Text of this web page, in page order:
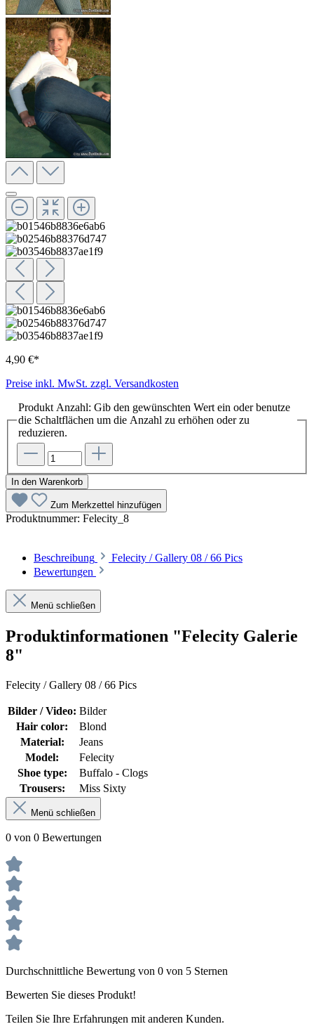
4,90 €*
Preise inkl. MwSt. zzgl. Versandkosten
Produkt Anzahl: Gib den gewünschten Wert ein oder benutze
die Schaltflächen um die Anzahl zu erhöhen oder zu
reduzieren.
In den Warenkorb
Zum Merkzettel hinzufügen
Produktnummer: Felecity_8
Beschreibung
Felecity / Gallery 08 / 66 Pics
Bewertungen
Menü schließen
Produktinformationen "Felecity Galerie
8"
Felecity / Gallery 08 / 66 Pics
Bilder / Video: Bilder
Hair color:
Blond
Material:
Jeans
Model:
Felecity
Shoe type:
Buffalo - Clogs
Trousers:
Miss Sixty
Menü schließen
0 von 0 Bewertungen
Durchschnittliche Bewertung von 0 von 5 Sternen
Bewerten Sie dieses Produkt!
Teilen Sie Ihre Erfahrungen mit anderen Kunden.